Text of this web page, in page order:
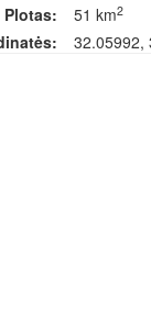
Plotas: 51 km2
32.05992,